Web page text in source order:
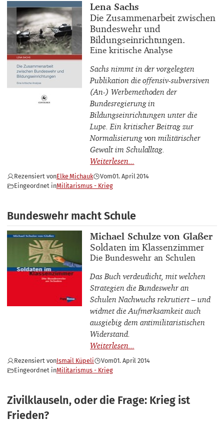
Buchautor_innen
Lena Sachs
Buchtitel
Die Zusammenarbeit zwischen
Bundeswehr und
Bildungseinrichtungen.
Buchuntertitel
Eine kritische Analyse
Sachs nimmt in der vorgelegten
Publikation die offensiv-subversiven
(An-) Werbemethoden der
Bundesregierung in
Bildungseinrichtungen unter die
Lupe. Ein kritischer Beitrag zur
Normalisierung von militärischer
Gewalt im Schulalltag.
Rezensiert vonElke Michauk Vom01. April 2014
Eingeordnet inMilitarismus - Krieg
Bundeswehr macht Schule
Buchautor_innen
Michael Schulze von Glaßer
Buchtitel
Soldaten im Klassenzimmer
Buchuntertitel
Die Bundeswehr an Schulen
Das Buch verdeutlicht, mit welchen
Strategien die Bundeswehr an
Schulen Nachwuchs rekrutiert – und
widmet die Aufmerksamkeit auch
ausgiebig dem antimilitaristischen
Widerstand.
Rezensiert vonIsmail Küpeli Vom01. April 2014
Eingeordnet inMilitarismus - Krieg
Zivilklauseln, oder die Frage: Krieg ist
Frieden?